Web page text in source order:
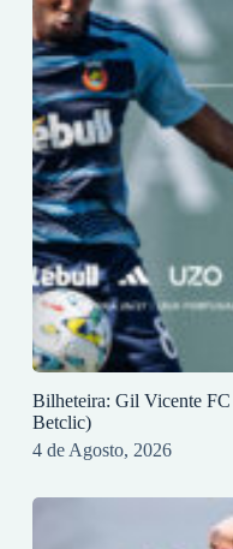
Bilheteira: Gil Vicente
Betclic)
4 de Agosto, 2026